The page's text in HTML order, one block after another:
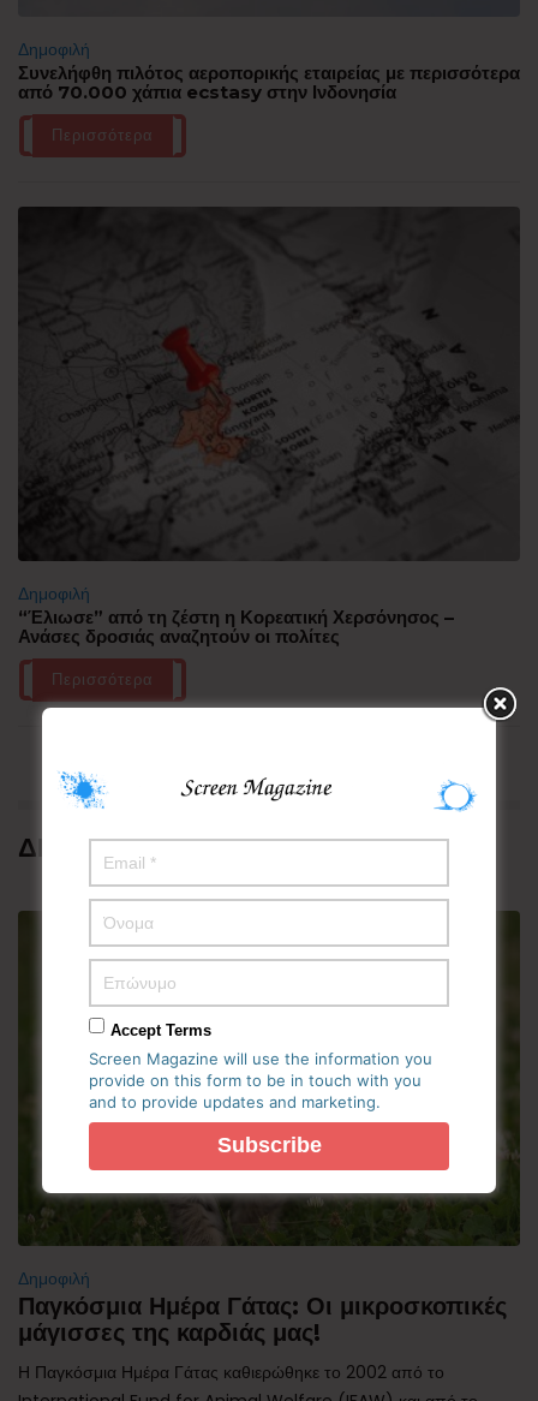
Δημοφιλή
Συνελήφθη πιλότος αεροπορικής εταιρείας με περισσότερα
από 70.000 χάπια ecstasy στην Ινδονησία
Περισσότερα
Δημοφιλή
“Έλιωσε” από τη ζέστη η Κορεατική Χερσόνησος –
Ανάσες δροσιάς αναζητούν οι πολίτες
Περισσότερα
ΔΗΜΟΦΙΛΗ
Δημοφιλή
Παγκόσμια Ημέρα Γάτας: Οι μικροσκοπικές
μάγισσες της καρδιάς μας!
Η Παγκόσμια Ημέρα Γάτας καθιερώθηκε το 2002 από το
Accept Terms
Screen Magazine will use the information you
provide on this form to be in touch with you
and to provide updates and marketing.